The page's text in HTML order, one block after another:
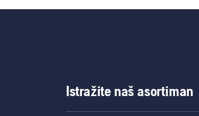
Istražite naš asortiman